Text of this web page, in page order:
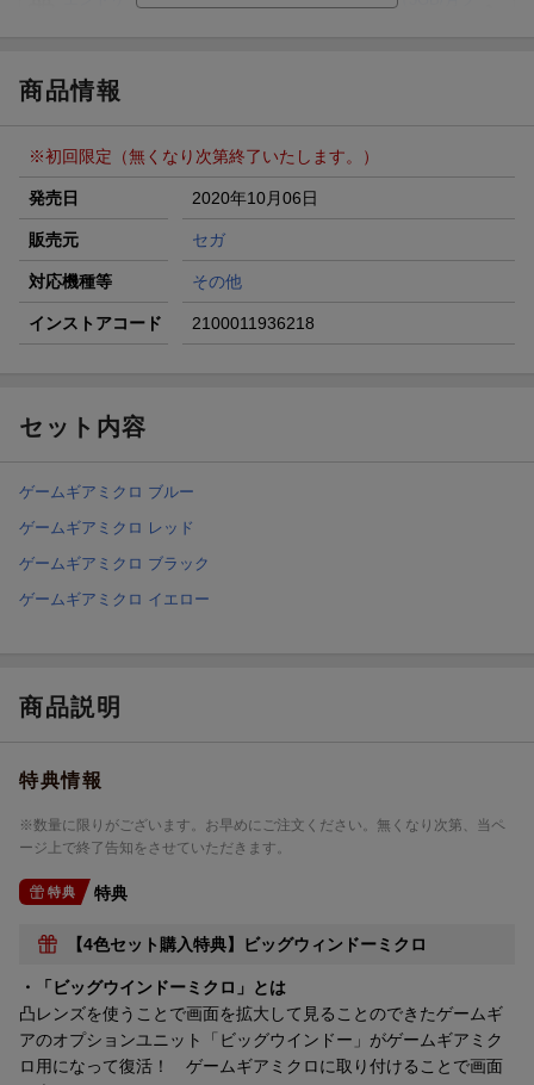
進呈
エントリー＆条件達成で『鬼滅の刃』オリジナルきんちゃく
袋が当たる！
【楽天24】日用品の楽天24と楽天ブックス買いまわりでク
ーポン★
商品情報
※初回限定（無くなり次第終了いたします。）
発売日 2020年10月06日
販売元 セガ
対応機種等 その他
インストアコード 2100011936218
セット内容
ゲームギアミクロ ブルー
ゲームギアミクロ レッド
ゲームギアミクロ ブラック
ゲームギアミクロ イエロー
商品説明
特典情報
※数量に限りがございます。お早めにご注文ください。無くなり次第、当ペ
ージ上で終了告知をさせていただきます。
特典 特典
【4色セット購入特典】ビッグウィンドーミクロ
・「ビッグウインドーミクロ」とは
凸レンズを使うことで画面を拡大して見ることのできたゲームギ
アのオプションユニット「ビッグウインドー」がゲームギアミク
ロ用になって復活！ ゲームギアミクロに取り付けることで画面